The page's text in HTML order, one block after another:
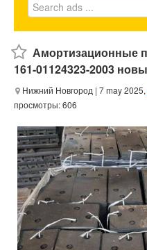
Амортизационные
161-01124323-2003
Нижний Новгород | 7 may 2025,
просмотры: 606